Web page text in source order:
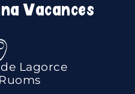
Vacances
Lagorce